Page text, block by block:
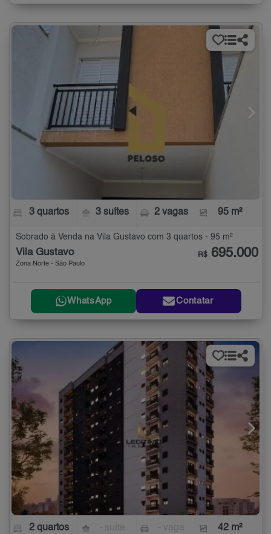
3 quartos 3 suítes 2 vagas 95 m²
Sobrado à Venda na Vila Gustavo com 3 quartos - 95 m²
Vila Gustavo
Zona Norte - São Paulo
R$ 695.000
WhatsApp Contatar
2 quartos 42 m²